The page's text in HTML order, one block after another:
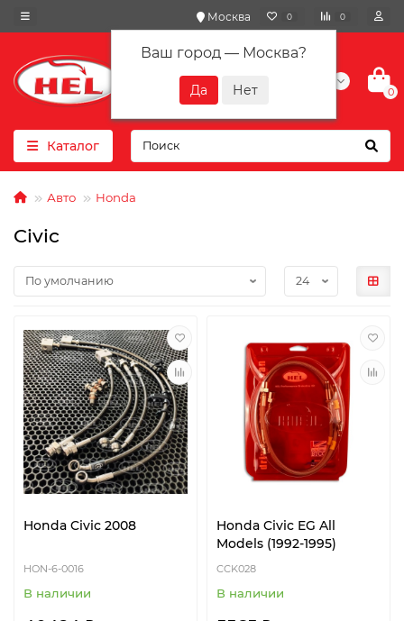
Москва
Ваш город — Москва?
0 0
+7(901) 417-10-01
0
Каталог
Авто Honda
Civic
Honda Civic 2008
HON-6-0016
В наличии
Honda Civic EG All
Models (1992-1995)
CCK028
В наличии